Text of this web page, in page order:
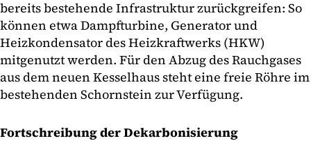
bereits bestehende Infrastruktur zurückgreifen: So
können etwa Dampfturbine, Generator und
Heizkondensator des Heizkraftwerks (HKW)
mitgenutzt werden. Für den Abzug des Rauchgases
aus dem neuen Kesselhaus steht eine freie Röhre im
bestehenden Schornstein zur Verfügung.
Fortschreibung der Dekarbonisierung